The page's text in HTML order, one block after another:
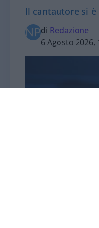
Il cantautore si
di Redazione
6 Agosto 2026,